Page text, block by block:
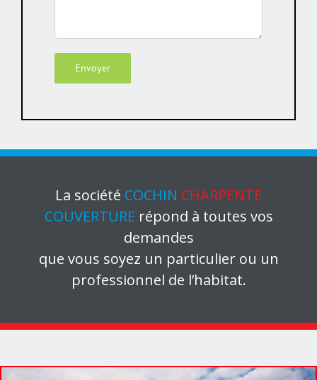
La société COCHIN CHARPENTE
COUVERTURE répond à toutes vos
demandes
que vous soyez un particulier ou un
professionnel de l’habitat.